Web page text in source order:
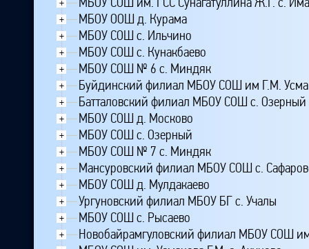
+ МБОУ ООШ д. Курама
+ МБОУ СОШ с. Ильчино
+ МБОУ СОШ с. Кунакбаево
+ МБОУ СОШ № 6 с. Миндяк
+ Буйдинский филиал МБОУ СОШ им Г.М.
+ Батталовский филиал МБОУ СОШ с. Озерный
+ МБОУ СОШ д. Москово
+ МБОУ СОШ с. Озерный
+ МБОУ СОШ № 7 с. Миндяк
+ Мансуровский филиал МБОУ СОШ с.
+ МБОУ СОШ д. Мулдакаево
+ Ургуновский филиал МБОУ БГ с. Учалы
+ МБОУ СОШ с. Рысаево
+ Новобайрамгуловский филиал МБОУ СОШ